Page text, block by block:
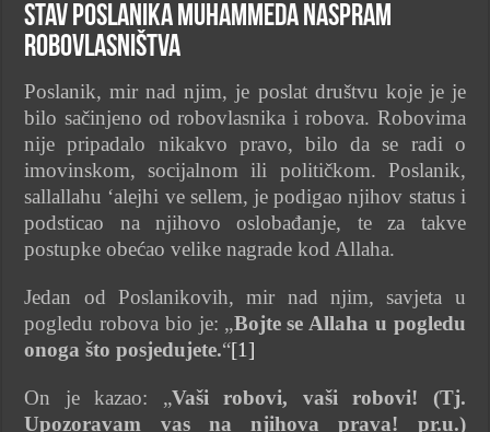
Stav Poslanika Muhammeda naspram
robovlasništva
Poslanik, mir nad njim, je poslat društvu koje je je
bilo sačinjeno od robovlasnika i robova. Robovima
nije pripadalo nikakvo pravo, bilo da se radi o
imovinskom, socijalnom ili političkom. Poslanik,
sallallahu ‘alejhi ve sellem, je podigao njihov status i
podsticao na njihovo oslobađanje, te za takve
postupke obećao velike nagrade kod Allaha.
Jedan od Poslanikovih, mir nad njim, savjeta u
pogledu robova bio je: „Bojte se Allaha u pogledu
onoga što posjedujete.“[1]
On je kazao: „Vaši robovi, vaši robovi! (Tj.
Upozoravam vas na njihova prava! pr.u.)